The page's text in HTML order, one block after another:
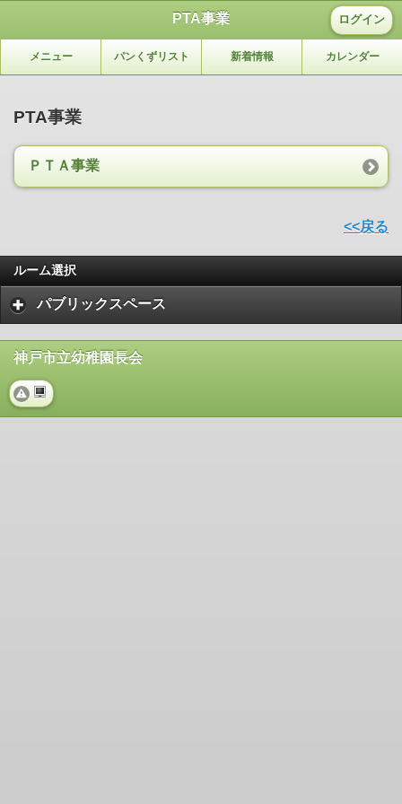
PTA事業 ログイン
メニュー パンくずリスト 新着情報 カレンダー
PTA事業
ＰＴＡ事業
<<戻る
ルーム選択
パブリックスペース
神戸市立幼稚園長会